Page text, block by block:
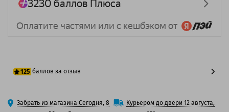
125 баллов за отзыв
100 баллов
Забрать из магазина Сегодня, 8
Курьером до двери 12 августа,